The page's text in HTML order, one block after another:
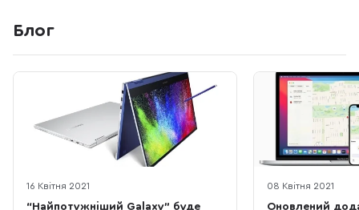
Блог
16 Квітня 2021
“Найпотужніший Galaxy” буде
08 Квітня 2021
Оновлений